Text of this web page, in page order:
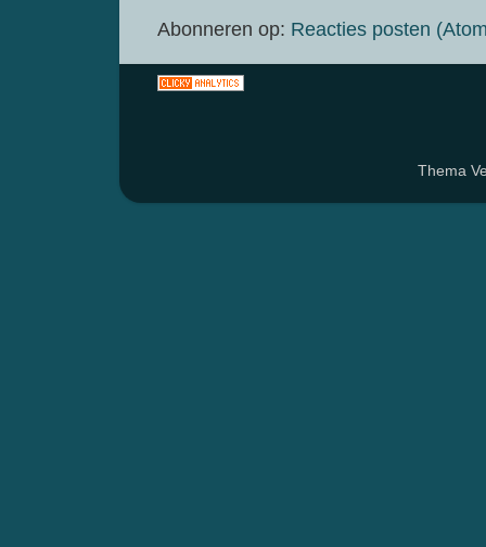
Abonneren op: Reacties posten
Thema